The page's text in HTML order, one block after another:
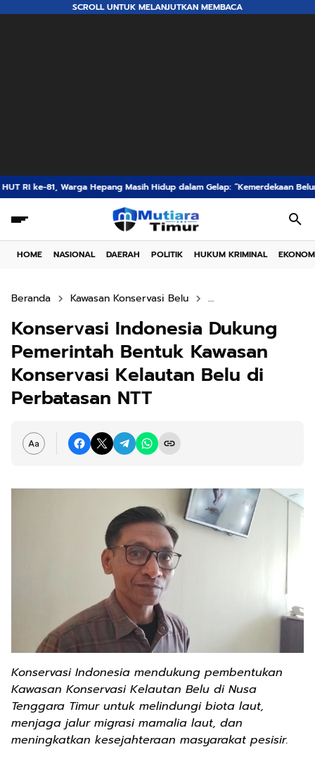
SCROLL UNTUK MELANJUTKAN MEMBACA
Masih Hidup dalam Gelap: “Kemerdekaan Belum Sampai ke Kampung
HOME NASIONAL DAERAH POLITIK HUKUM KRIMINAL
Beranda Kawasan Konservasi Belu kawasan konservasi
Konservasi Indonesia Dukung
Pemerintah Bentuk Kawasan
Konservasi Kelautan Belu di
Perbatasan NTT
Konservasi Indonesia mendukung pembentukan
Kawasan Konservasi Kelautan Belu di Nusa
Tenggara Timur untuk melindungi biota laut,
menjaga jalur migrasi mamalia laut, dan
meningkatkan kesejahteraan masyarakat pesisir.